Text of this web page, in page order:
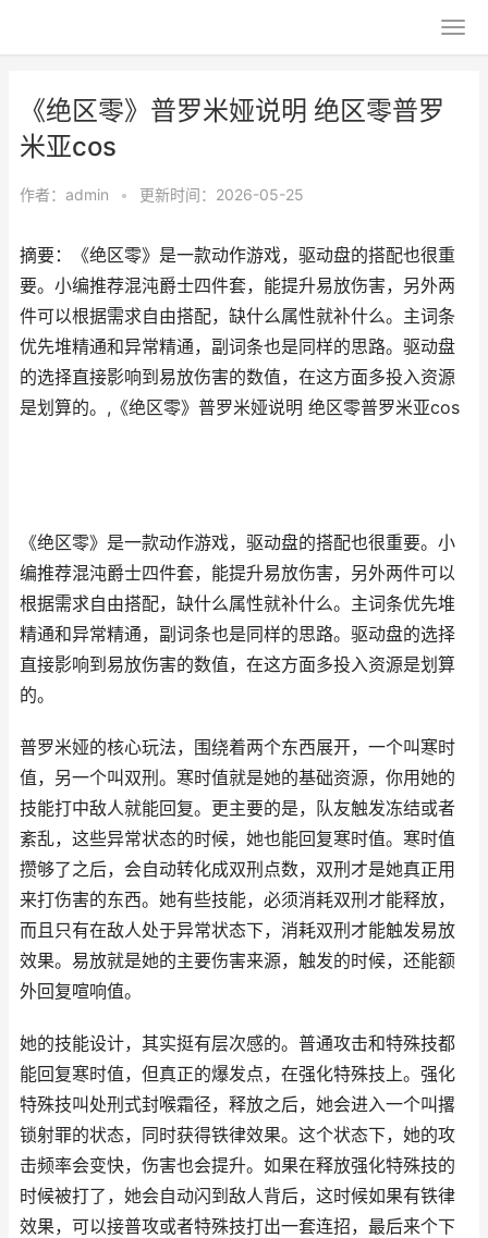
《绝区零》普罗米娅说明 绝区零普罗
米亚cos
作者： admin • 更新时间：2026-05-25
摘要：《绝区零》是一款动作游戏，驱动盘的搭配也很重
要。小编推荐混沌爵士四件套，能提升易放伤害，另外两
件可以根据需求自由搭配，缺什么属性就补什么。主词条
优先堆精通和异常精通，副词条也是同样的思路。驱动盘
的选择直接影响到易放伤害的数值，在这方面多投入资源
是划算的。,《绝区零》普罗米娅说明 绝区零普罗米亚cos
《绝区零》是一款动作游戏，驱动盘的搭配也很重要。小
编推荐混沌爵士四件套，能提升易放伤害，另外两件可以
根据需求自由搭配，缺什么属性就补什么。主词条优先堆
精通和异常精通，副词条也是同样的思路。驱动盘的选择
直接影响到易放伤害的数值，在这方面多投入资源是划算
的。
普罗米娅的核心玩法，围绕着两个东西展开，一个叫寒时
值，另一个叫双刑。寒时值就是她的基础资源，你用她的
技能打中敌人就能回复。更主要的是，队友触发冻结或者
紊乱，这些异常状态的时候，她也能回复寒时值。寒时值
攒够了之后，会自动转化成双刑点数，双刑才是她真正用
来打伤害的东西。她有些技能，必须消耗双刑才能释放，
而且只有在敌人处于异常状态下，消耗双刑才能触发易放
效果。易放就是她的主要伤害来源，触发的时候，还能额
外回复喧响值。
她的技能设计，其实挺有层次感的。普通攻击和特殊技都
能回复寒时值，但真正的爆发点，在强化特殊技上。强化
特殊技叫处刑式封喉霜径，释放之后，她会进入一个叫撂
锁射罪的状态，同时获得铁律效果。这个状态下，她的攻
击频率会变快，伤害也会提升。如果在释放强化特殊技的
时候被打了，她会自动闪到敌人背后，这时候如果有铁律
效果，可以接普攻或者特殊技打出一套连招，最后来个下